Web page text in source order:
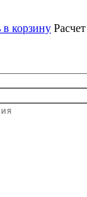
в корзину